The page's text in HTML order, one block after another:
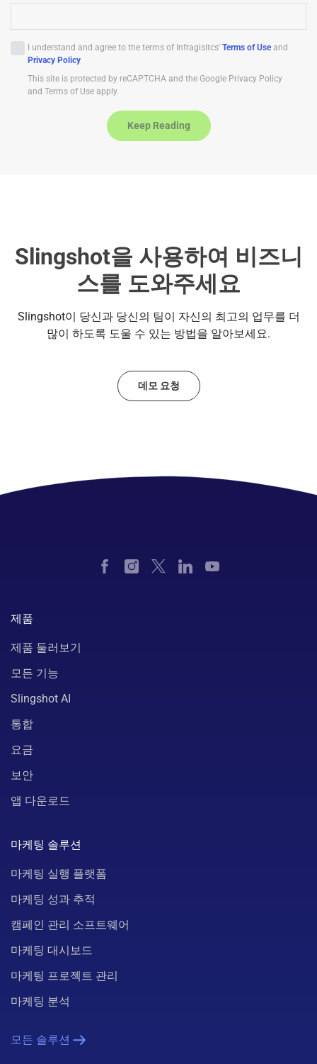
dI understand and agree to the terms of Infragisitcs' Terms of Useand
Privacy Policy
This site is protected by reCAPTCHA and the Google Privacy Policy
and Terms of Use apply.
Keep Reading
Slingshot을 사용하여 비즈니
스를 도와주세요
Slingshot이 당신과 당신의 팀이 자신의 최고의 업무를 더
많이 하도록 도울 수 있는 방법을 알아보세요.
데모 요청
제품
제품 둘러보기
모든 기능
Slingshot AI
통합
요금
보안
앱 다운로드
마케팅 솔루션
마케팅 실행 플랫폼
마케팅 성과 추적
캠페인 관리 소프트웨어
마케팅 대시보드
마케팅 프로젝트 관리
마케팅 분석
모든 솔루션